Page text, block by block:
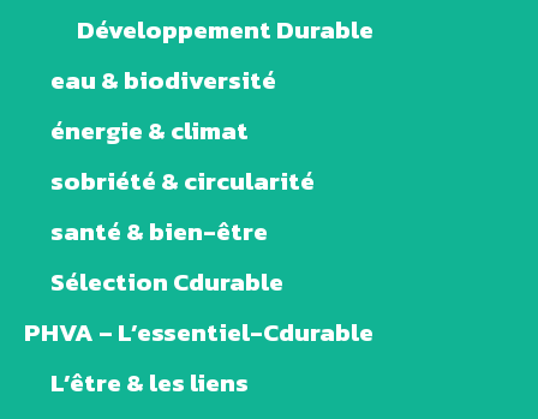
Développement Durable
eau & biodiversité
énergie & climat
sobriété & circularité
santé & bien-être
Sélection Cdurable
PHVA – L’essentiel-Cdurable
L’être & les liens